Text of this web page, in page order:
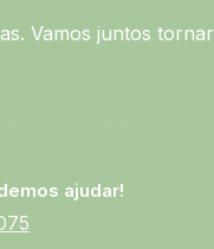
Vamos juntos tornar
ajudar!